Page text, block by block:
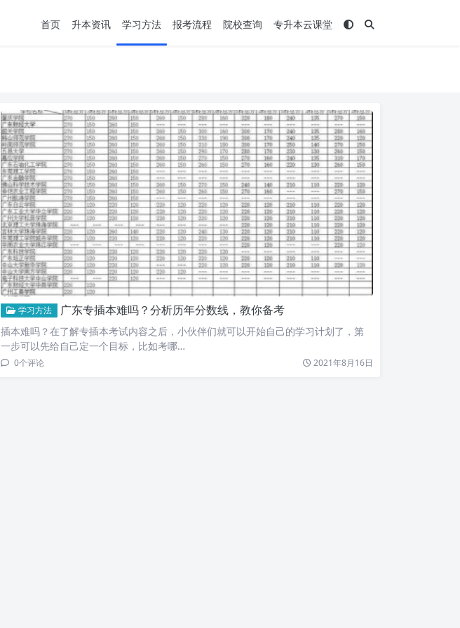
首页 升本资讯 学习方法 报考流程 院校查询 专升本云课堂
学习方法 广东专插本难吗？分析历年分数线，教你备考
插本难吗？在了解专插本考试内容之后，小伙伴们就可以开始自己的学习计划了，第
一步可以先给自己定一个目标，比如考哪…
0个评论 2021年8月16日